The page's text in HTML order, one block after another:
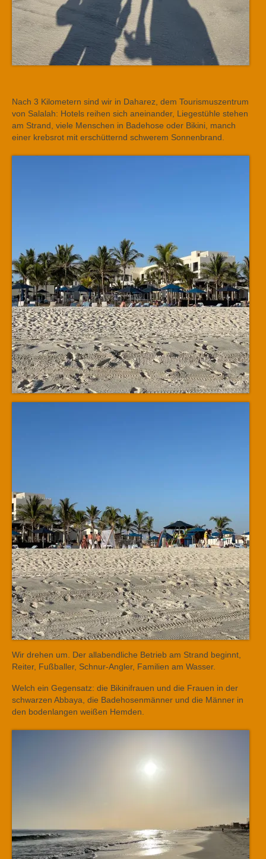
Nach 3 Kilometern sind wir in Daharez, dem Tourismuszentrum
von Salalah: Hotels reihen sich aneinander, Liegestühle stehen
am Strand, viele Menschen in Badehose oder Bikini, manch
einer krebsrot mit erschütternd schwerem Sonnenbrand.
Wir drehen um. Der allabendliche Betrieb am Strand beginnt,
Reiter, Fußballer, Schnur-Angler, Familien am Wasser.
Welch ein Gegensatz: die Bikinifrauen und die Frauen in der
schwarzen Abbaya, die Badehosenmänner und die Männer in
den bodenlangen weißen Hemden.